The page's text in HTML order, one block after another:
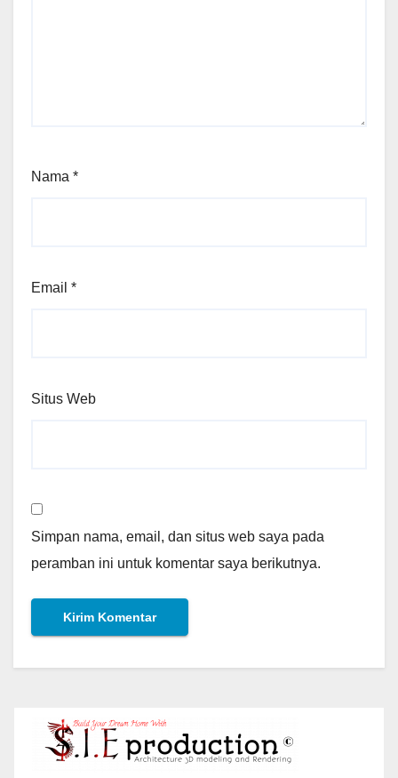
Nama *
Email *
Situs Web
Simpan nama, email, dan situs web saya pada
peramban ini untuk komentar saya berikutnya.